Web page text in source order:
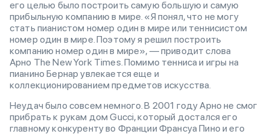
его целью было построить самую большую и самую
прибыльную компанию в мире. «Я понял, что не могу
стать пианистом номер один в мире или теннисистом
номер один в мире. Поэтому я решил построить
компанию номер один в мире», — приводит слова
Арно The New York Times. Помимо тенниса и игры на
пианино Бернар увлекается еще и
коллекционированием предметов искусства.
Неудач было совсем немного. В 2001 году Арно не смог
прибрать к рукам дом Gucci, который достался его
главному конкуренту во Франции Франсуа Пино и его